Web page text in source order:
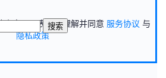
内容，即表示你理解并同意 服务协议 与
隐私政策